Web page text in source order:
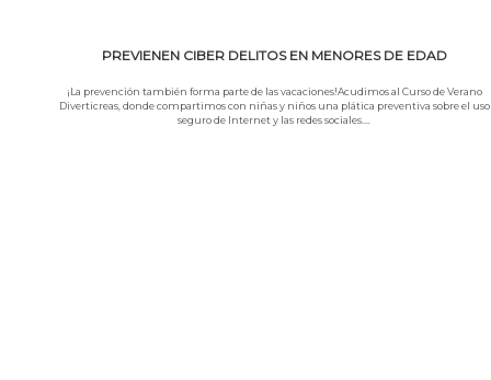
PREVIENEN CIBER DELITOS EN MENORES DE EDAD
¡La prevención también forma parte de las vacaciones!Acudimos al Curso de Verano
Diverticreas, donde compartimos con niñas y niños una plática preventiva sobre el uso
seguro de Internet y las redes sociales.…